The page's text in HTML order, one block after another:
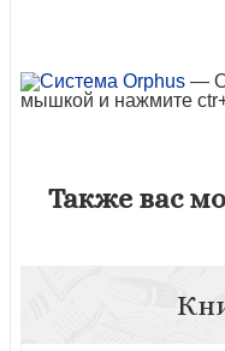
—
мышкой и нажмите
Также вас